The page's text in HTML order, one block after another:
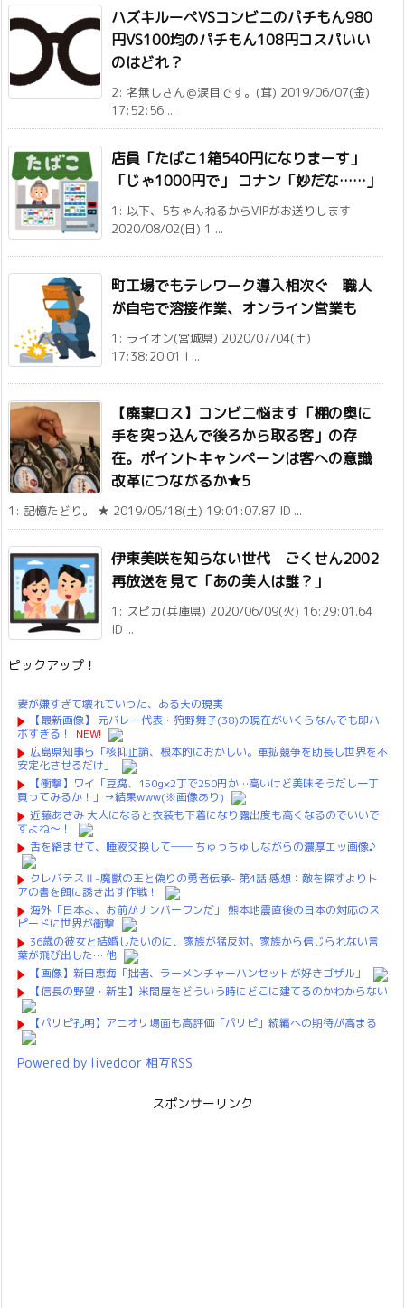
ハズキルーペVSコンビニのパチもん980
円VS100均のパチもん108円コスパいい
のはどれ？
2: 名無しさん＠涙目です。(茸) 2019/06/07(金)
17:52:56 ...
店員「たばこ1箱540円になりまーす」
「じゃ1000円で」 コナン「妙だな……」
1: 以下、5ちゃんねるからVIPがお送りします
2020/08/02(日) 1 ...
町工場でもテレワーク導入相次ぐ 職人
が自宅で溶接作業、オンライン営業も
1: ライオン(宮城県) 2020/07/04(土)
17:38:20.01 I ...
【廃棄ロス】コンビニ悩ます「棚の奥に
手を突っ込んで後ろから取る客」の存
在。ポイントキャンペーンは客への意識
改革につながるか★5
1: 記憶たどり。 ★ 2019/05/18(土) 19:01:07.87 ID ...
伊東美咲を知らない世代 ごくせん2002
再放送を見て「あの美人は誰？」
1: スピカ(兵庫県) 2020/06/09(火) 16:29:01.64
ID ...
ピックアップ！
妻が嫌すぎて壊れていった、ある夫の現実
【最新画像】 元バレー代表・狩野舞子(38)の現在がいくらなんでも即ハ
ボすぎる！
NEW!
広島県知事ら「核抑止論、根本的におかしい。軍拡競争を助長し世界を不
安定化させるだけ」
【衝撃】ワイ「豆腐、150g×2丁で250円か…高いけど美味そうだし一丁
買ってみるか！」→結果www(※画像あり)
近藤あさみ 大人になると衣装も下着になり露出度も高くなるのでいいで
すよね～！
舌を絡ませて、唾液交換して── ちゅっちゅしながらの濃厚エッ画像♪
クレバテスⅡ-魔獣の王と偽りの勇者伝承- 第4話 感想：敵を探すよりト
アの書を餌に誘き出す作戦！
海外「日本よ、お前がナンバーワンだ」 熊本地震直後の日本の対応のス
ピードに世界が衝撃
36歳の彼女と結婚したいのに、家族が猛反対。家族から信じられない言
葉が飛び出した… 他
【画像】新田恵海「拙者、ラーメンチャーハンセットが好きゴザル」
【信長の野望・新生】米問屋をどういう時にどこに建てるのかわからない
【パリピ孔明】アニオリ場面も高評価「パリピ」続編への期待が高まる
Powered by livedoor 相互RSS
スポンサーリンク